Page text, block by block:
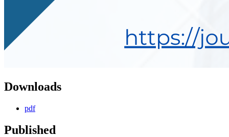
Downloads
pdf
Published